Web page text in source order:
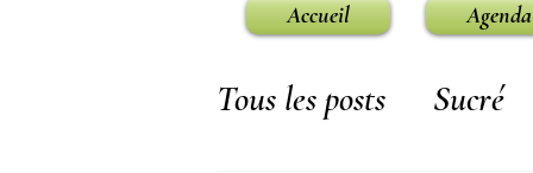
Accueil Agenda
Tous les posts Sucré